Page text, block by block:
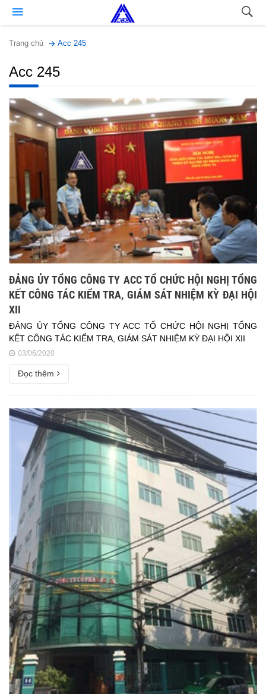
Trang chủ Acc 245
Acc 245
ĐẢNG ỦY TỔNG CÔNG TY ACC TỔ CHỨC HỘI NGHỊ TỔNG
KẾT CÔNG TÁC KIỂM TRA, GIÁM SÁT NHIỆM KỲ ĐẠI HỘI
XII
ĐẢNG ỦY TỔNG CÔNG TY ACC TỔ CHỨC HỘI NGHỊ TỔNG
KẾT CÔNG TÁC KIỂM TRA, GIÁM SÁT NHIỆM KỲ ĐẠI HỘI XII
03/06/2020
Đọc thêm